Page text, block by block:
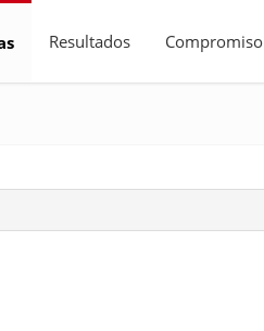
Resultados Compromiso